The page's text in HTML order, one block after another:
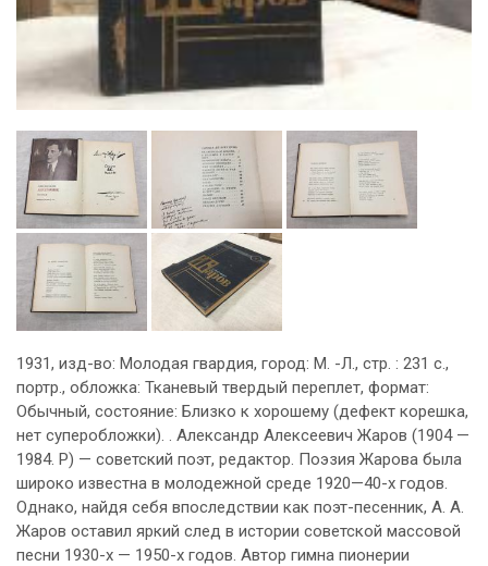
1931, изд-во: Молодая гвардия, город: М. -Л., стр. : 231 с.,
портр., обложка: Тканевый твердый переплет, формат:
Обычный, состояние: Близко к хорошему (дефект корешка,
нет суперобложки). . Александр Алексеевич Жаров (1904 —
1984. Р) — советский поэт, редактор. Поэзия Жарова была
широко известна в молодежной среде 1920—40-х годов.
Однако, найдя себя впоследствии как поэт-песенник, А. А.
Жаров оставил яркий след в истории советской массовой
песни 1930-х — 1950-х годов. Автор гимна пионерии